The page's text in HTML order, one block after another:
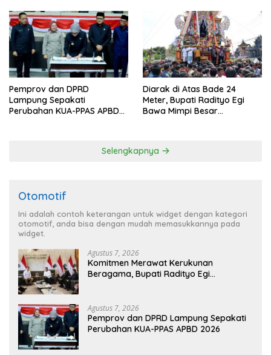
Pemprov dan DPRD
Lampung Sepakati
Perubahan KUA-PPAS APBD
Diarak di Atas Bade 24
Meter, Bupati Radityo Egi
Bawa Mimpi Besar
Selengkapnya
Otomotif
Ini adalah contoh keterangan untuk widget dengan kategori
otomotif, anda bisa dengan mudah memasukkannya pada
widget.
Agustus 7, 2026
Komitmen Merawat Kerukunan
Beragama, Bupati Radityo Egi
Agustus 7, 2026
Pemprov dan DPRD Lampung Sepakati
Perubahan KUA-PPAS APBD 2026